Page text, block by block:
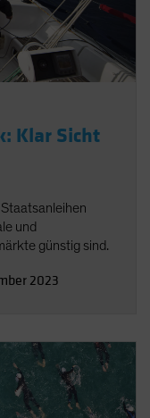
Klar Sicht
und
günstig sind.
2023